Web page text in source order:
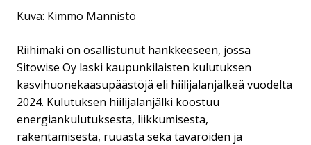
Kuva: Kimmo Männistö
Riihimäki on osallistunut hankkeeseen, jossa
Sitowise Oy laski kaupunkilaisten kulutuksen
kasvihuonekaasupäästöjä eli hiilijalanjälkeä vuodelta
2024. Kulutuksen hiilijalanjälki koostuu
energiankulutuksesta, liikkumisesta,
rakentamisesta, ruuasta sekä tavaroiden ja